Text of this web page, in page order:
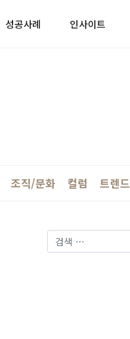
성공사례 인사이트
조직/문화 컬럼 트렌드